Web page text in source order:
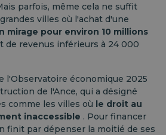
parfois, même cela ne suffit
villes où l'achat d'une
mirage pour environ 10 millions
de revenus inférieurs à 24 000
l'Observatoire économique 2025
de l'Ance, qui a désigné
comme les villes où le droit au
inaccessible . Pour financer
finit par dépenser la moitié de ses